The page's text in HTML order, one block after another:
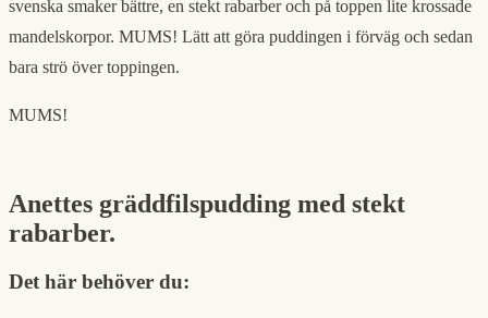
svenska smaker bättre, en stekt rabarber och på toppen lite krossade
mandelskorpor. MUMS! Lätt att göra puddingen i förväg och sedan
bara strö över toppingen.
MUMS!
Anettes gräddfilspudding med stekt
rabarber.
Det här behöver du: